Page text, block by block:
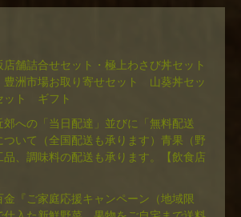
舗詰合せセット・極上わさび丼セット
洲市場お取り寄せセット 山葵丼セッ
ット ギフト
への「当日配達」並びに「無料配送
ついて（全国配送も承ります）青果（野
品、調味料の配送も承ります。【飲食店
『ご家庭応援キャンペーン（地域限